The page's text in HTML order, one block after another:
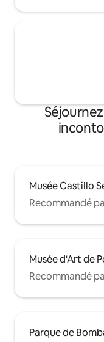
Musée Castillo
Recommandé
Musée d'Art de
Recommandé
Parque de